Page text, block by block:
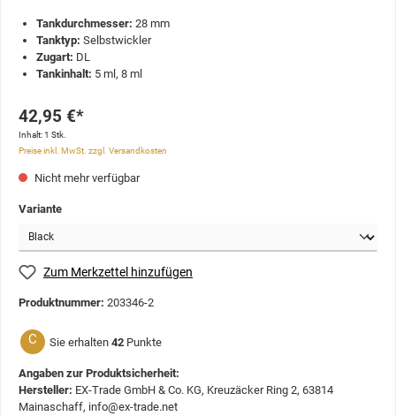
Tankdurchmesser: 28 mm
Tanktyp: Selbstwickler
Zugart: DL
Tankinhalt: 5 ml, 8 ml
42,95 €*
Inhalt:1 Stk.
Preise inkl. MwSt. zzgl. Versandkosten
Nicht mehr verfügbar
Variante
Zum Merkzettel hinzufügen
Produktnummer: 203346-2
C Sie erhalten 42 Punkte
Angaben zur Produktsicherheit:
Hersteller: EX-Trade GmbH & Co. KG, Kreuzäcker Ring 2, 63814
Mainaschaff, info@ex-trade.net